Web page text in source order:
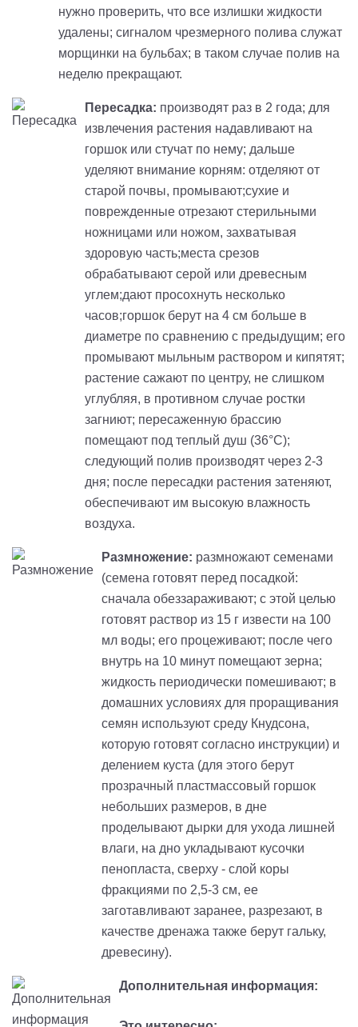
нужно проверить, что все излишки жидкости
удалены; сигналом чрезмерного полива служат
морщинки на бульбах; в таком случае полив на
неделю прекращают.
Пересадка: производят раз в 2 года; для
извлечения растения надавливают на
горшок или стучат по нему; дальше
уделяют внимание корням: отделяют от
старой почвы, промывают;сухие и
поврежденные отрезают стерильными
ножницами или ножом, захватывая
здоровую часть;места срезов
обрабатывают серой или древесным
углем;дают просохнуть несколько
часов;горшок берут на 4 см больше в
диаметре по сравнению с предыдущим; его
промывают мыльным раствором и кипятят;
растение сажают по центру, не слишком
углубляя, в противном случае ростки
загниют; пересаженную брассию
помещают под теплый душ (36°С);
следующий полив производят через 2-3
дня; после пересадки растения затеняют,
обеспечивают им высокую влажность
воздуха.
Размножение: размножают семенами
(cемена готовят перед посадкой:
сначала обеззараживают; с этой целью
готовят раствор из 15 г извести на 100
мл воды; его процеживают; после чего
внутрь на 10 минут помещают зерна;
жидкость периодически помешивают; в
домашних условиях для проращивания
семян используют среду Кнудсона,
которую готовят согласно инструкции) и
делением куста (для этого берут
прозрачный пластмассовый горшок
небольших размеров, в дне
проделывают дырки для ухода лишней
влаги, на дно укладывают кусочки
пенопласта, сверху - слой коры
фракциями по 2,5-3 см, ее
заготавливают заранее, разрезают, в
качестве дренажа также берут гальку,
древесину).
Дополнительная информация: